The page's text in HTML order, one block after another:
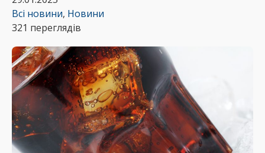
Відео
Пацієнтам
Всі новини, Новини
321 переглядів